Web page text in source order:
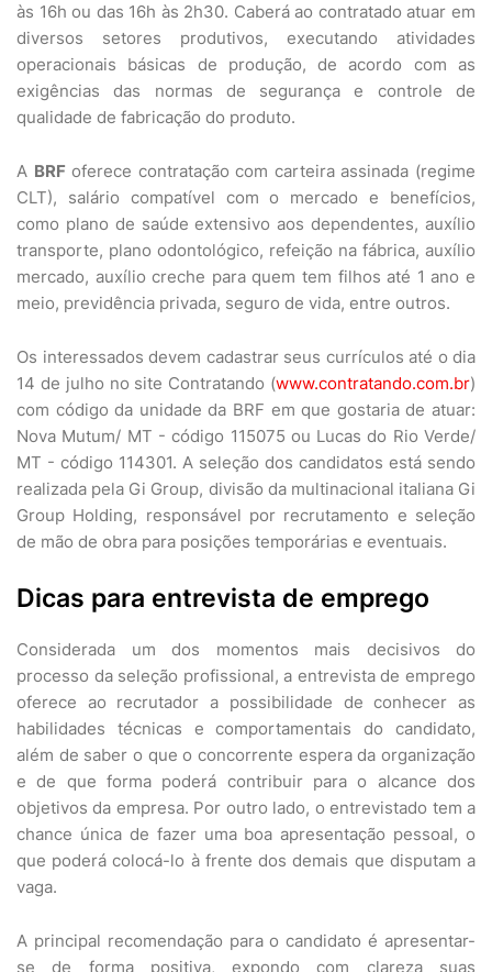
às 16h ou das 16h às 2h30. Caberá ao contratado atuar em
diversos setores produtivos, executando atividades
operacionais básicas de produção, de acordo com as
exigências das normas de segurança e controle de
qualidade de fabricação do produto.
A BRF oferece contratação com carteira assinada (regime
CLT), salário compatível com o mercado e benefícios,
como plano de saúde extensivo aos dependentes, auxílio
transporte, plano odontológico, refeição na fábrica, auxílio
mercado, auxílio creche para quem tem filhos até 1 ano e
meio, previdência privada, seguro de vida, entre outros.
Os interessados devem cadastrar seus currículos até o dia
14 de julho no site Contratando (www.contratando.com.br)
com código da unidade da BRF em que gostaria de atuar:
Nova Mutum/ MT - código 115075 ou Lucas do Rio Verde/
MT - código 114301. A seleção dos candidatos está sendo
realizada pela Gi Group, divisão da multinacional italiana Gi
Group Holding, responsável por recrutamento e seleção
de mão de obra para posições temporárias e eventuais.
Dicas para entrevista de emprego
Considerada um dos momentos mais decisivos do
processo da seleção profissional, a entrevista de emprego
oferece ao recrutador a possibilidade de conhecer as
habilidades técnicas e comportamentais do candidato,
além de saber o que o concorrente espera da organização
e de que forma poderá contribuir para o alcance dos
objetivos da empresa. Por outro lado, o entrevistado tem a
chance única de fazer uma boa apresentação pessoal, o
que poderá colocá-lo à frente dos demais que disputam a
vaga.
A principal recomendação para o candidato é apresentar-
se de forma positiva, expondo com clareza suas